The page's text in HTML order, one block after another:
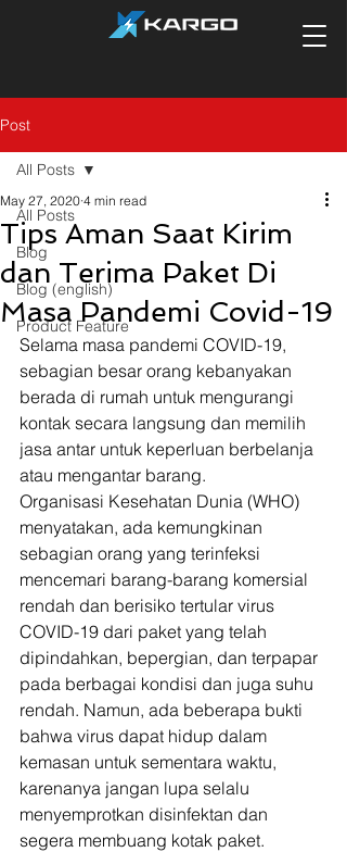
Post
All Posts
Blog
Blog (english)
Product Feature
All Posts
Tips Aman Saat Kirim
dan Terima Paket Di
Masa Pandemi Covid-19
May 27, 2020 4 min read
Selama masa pandemi COVID-19,
sebagian besar orang kebanyakan
berada di rumah untuk mengurangi
kontak secara langsung dan memilih
jasa antar untuk keperluan berbelanja
atau mengantar barang.
Organisasi Kesehatan Dunia (WHO)
menyatakan, ada kemungkinan
sebagian orang yang terinfeksi
mencemari barang-barang komersial
rendah dan berisiko tertular virus
COVID-19 dari paket yang telah
dipindahkan, bepergian, dan terpapar
pada berbagai kondisi dan juga suhu
rendah. Namun, ada beberapa bukti
bahwa virus dapat hidup dalam
kemasan untuk sementara waktu,
karenanya jangan lupa selalu
menyemprotkan disinfektan dan
segera membuang kotak paket.